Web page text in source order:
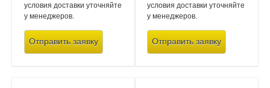
условия доставки уточняйте
у менеджеров.
Отправить заявку
условия доставки уточняйте
у менеджеров.
Отправить заявку